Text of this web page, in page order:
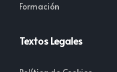
Formación
Textos Legales